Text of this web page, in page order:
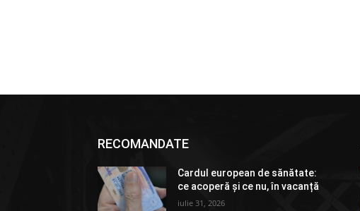
RECOMANDATE
Cardul european de sănătate:
ce acoperă și ce nu, în vacanță
iulie 31, 2026